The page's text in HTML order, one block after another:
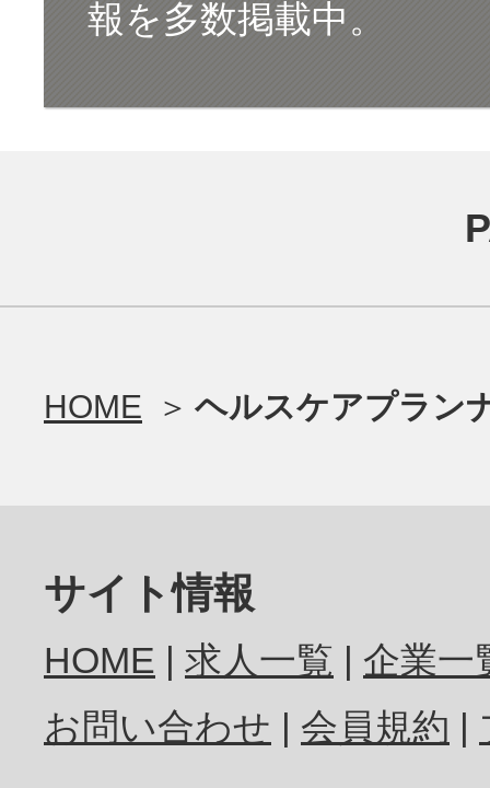
報を多数掲載中。
HOME ヘルスケアプラン
サイト情報
HOME 求人一覧
企業一
お問い合わせ
会員規約